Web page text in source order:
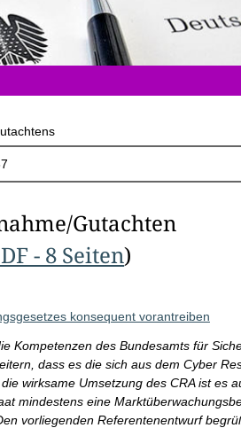
Gutachten
- 8 Seiten)
konsequent vorantreiben
Kompetenzen des Bundesamts für
dass es die sich aus dem Cyber
wirksame Umsetzung des CRA ist es
mindestens eine
vorliegenden Referentenentwurf